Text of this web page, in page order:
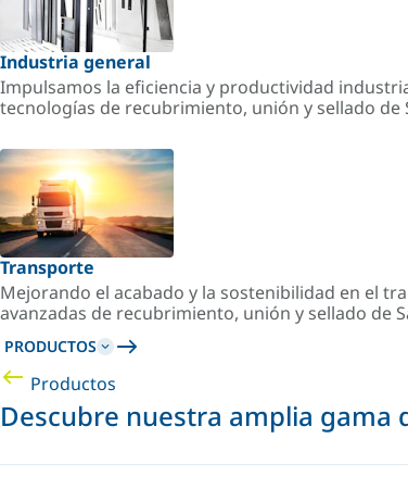
Industria general
Impulsamos la eficiencia y productividad
tecnologías de recubrimiento, unión y sellado de
Transporte
Mejorando el acabado y la sostenibilidad en el
avanzadas de recubrimiento, unión y sellado de
PRODUCTOS
Productos
Descubre nuestra amplia